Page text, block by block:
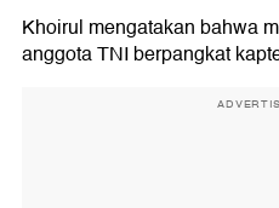
Khoirul mengatakan bahwa
anggota TNI berpangkat